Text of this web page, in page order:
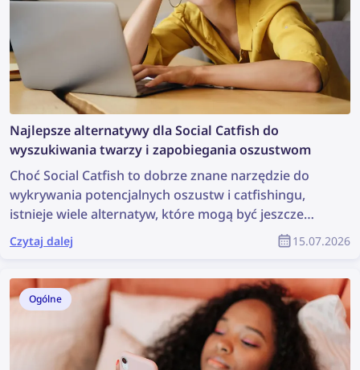
Najlepsze alternatywy dla Social Catfish do
wyszukiwania twarzy i zapobiegania oszustwom
Choć Social Catfish to dobrze znane narzędzie do
wykrywania potencjalnych oszustw i catfishingu,
istnieje wiele alternatyw, które mogą być jeszcze
skuteczniejsze. Sprawdź najlepsze alternatywy dla
Social Catfish do wyszukiwania twarzy i zapobiegania
Czytaj dalej 15.07.2026
Ogólne